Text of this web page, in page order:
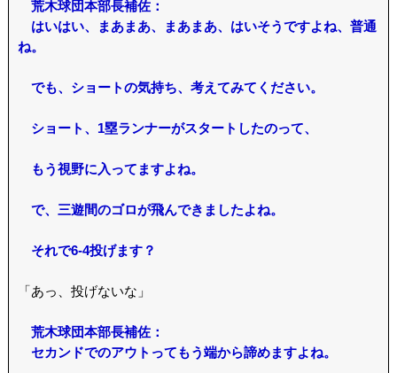
荒木球団本部長補佐：
はいはい、まあまあ、まあまあ、はいそうですよね、普通
ね。
でも、ショートの気持ち、考えてみてください。
ショート、1塁ランナーがスタートしたのって、
もう視野に入ってますよね。
で、三遊間のゴロが飛んできましたよね。
それで6-4投げます？
「あっ、投げないな」
荒木球団本部長補佐：
セカンドでのアウトってもう端から諦めますよね。